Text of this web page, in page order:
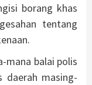
borang khas
tentang
mana balai polis
daerah masing-